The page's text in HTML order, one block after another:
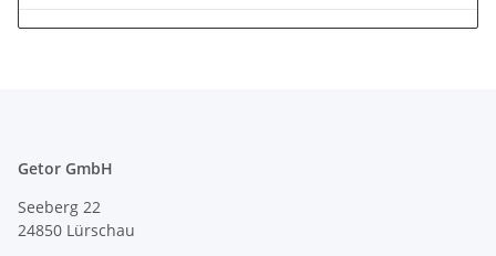
Getor GmbH
Seeberg 22
24850 Lürschau